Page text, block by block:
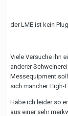
der LME ist kein
Viele Versuche ihn
anderer
Messequipment
sich mancher High-
Habe ich leider so
aus einer sehr